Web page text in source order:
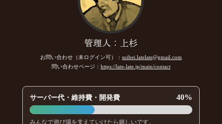
管理人：上杉
お問い合わせ（未ログイン可）： suihei.latelate@gmail.com
問い合わせページ： https://late-late.jp/main/contact
サーバー代・維持費・開発費 40%
みんなで遊び場を支えていけたら嬉しいです。